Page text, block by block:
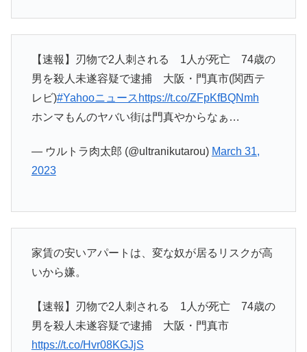
【速報】刃物で2人刺される 1人が死亡 74歳の
男を殺人未遂容疑で逮捕 大阪・門真市(関西テ
レビ)#Yahooニュース https://t.co/ZFpKfBQNmh
ホンマもんのヤバい街は門真やからなぁ…
— ウルトラ肉太郎 (@ultranikutarou) March 31,
2023
家賃の安いアパートは、変な奴が居るリスクが高
いから嫌。
【速報】刃物で2人刺される 1人が死亡 74歳の
男を殺人未遂容疑で逮捕 大阪・門真市
https://t.co/Hvr08KGJjS